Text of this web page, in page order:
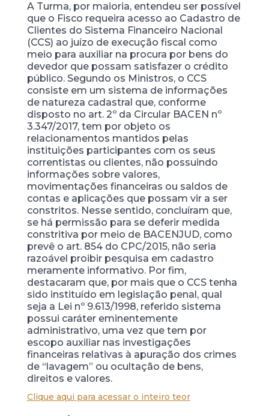
A Turma, por maioria, entendeu ser possível
que o Fisco requeira acesso ao Cadastro de
Clientes do Sistema Financeiro Nacional
(CCS) ao juízo de execução fiscal como
meio para auxiliar na procura por bens do
devedor que possam satisfazer o crédito
público. Segundo os Ministros, o CCS
consiste em um sistema de informações
de natureza cadastral que, conforme
disposto no art. 2º da Circular BACEN nº
3.347/2017, tem por objeto os
relacionamentos mantidos pelas
instituições participantes com os seus
correntistas ou clientes, não possuindo
informações sobre valores,
movimentações financeiras ou saldos de
contas e aplicações que possam vir a ser
constritos. Nesse sentido, concluíram que,
se há permissão para se deferir medida
constritiva por meio de BACENJUD, como
prevê o art. 854 do CPC/2015, não seria
razoável proibir pesquisa em cadastro
meramente informativo. Por fim,
destacaram que, por mais que o CCS tenha
sido instituído em legislação penal, qual
seja a Lei nº 9.613/1998, referido sistema
possui caráter eminentemente
administrativo, uma vez que tem por
escopo auxiliar nas investigações
financeiras relativas à apuração dos crimes
de “lavagem” ou ocultação de bens,
direitos e valores.
Clique aqui para acessar o inteiro teor